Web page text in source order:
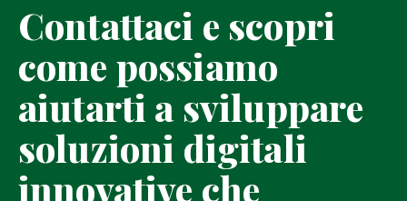
Contattaci e scopri
come possiamo
aiutarti a sviluppare
soluzioni digitali
innovative che